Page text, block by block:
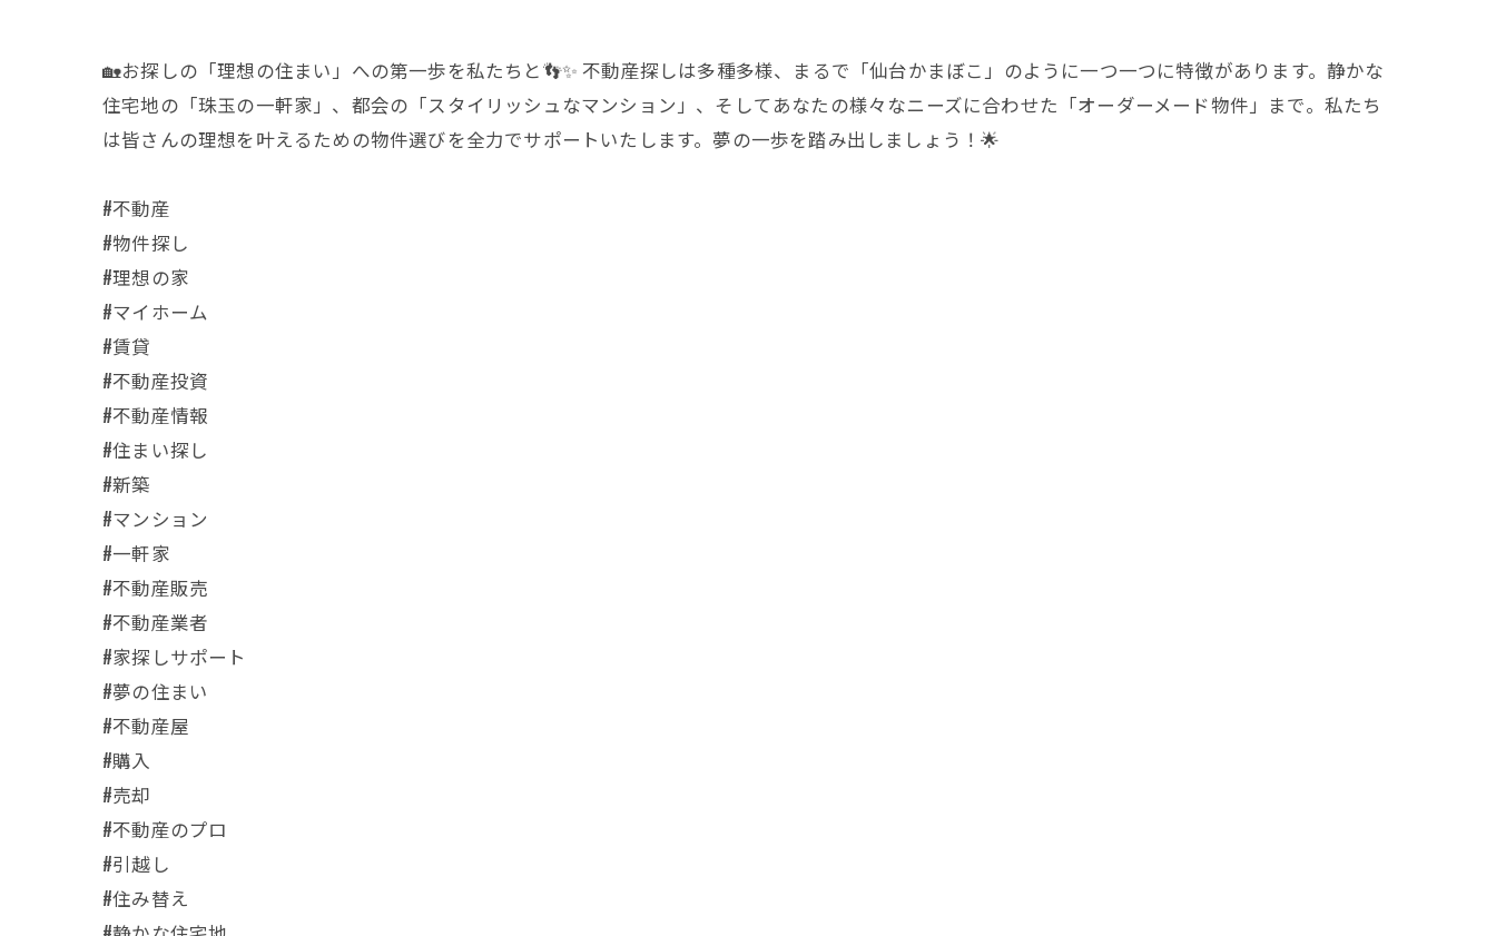
🏡お探しの「理想の住まい」への第一歩を私たちと👣✨ 不動産探しは多種多様、まるで「仙台かまぼこ」のように一つ一つに特徴があります。静かな
住宅地の「珠玉の一軒家」、都会の「スタイリッシュなマンション」、そしてあなたの様々なニーズに合わせた「オーダーメード物件」まで。私たち
は皆さんの理想を叶えるための物件選びを全力でサポートいたします。夢の一歩を踏み出しましょう！🌟
#不動産
#物件探し
#理想の家
#マイホーム
#賃貸
#不動産投資
#不動産情報
#住まい探し
#新築
#マンション
#一軒家
#不動産販売
#不動産業者
#家探しサポート
#夢の住まい
#不動産屋
#購入
#売却
#不動産のプロ
#引越し
#住み替え